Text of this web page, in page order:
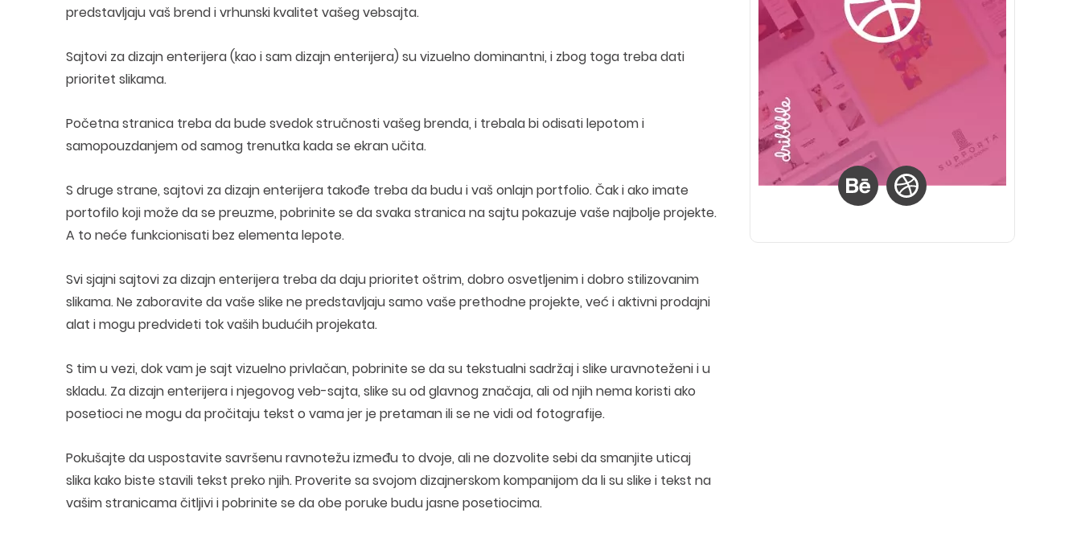
predstavljaju vaš brend i vrhunski kvalitet vašeg vebsajta.
Sajtovi za dizajn enterijera (kao i sam dizajn enterijera) su vizuelno dominantni, i zbog toga treba dati
prioritet slikama.
Početna stranica treba da bude svedok stručnosti vašeg brenda, i trebala bi odisati lepotom i
samopouzdanjem od samog trenutka kada se ekran učita.
S druge strane, sajtovi za dizajn enterijera takođe treba da budu i vaš onlajn portfolio. Čak i ako imate
portofilo koji može da se preuzme, pobrinite se da svaka stranica na sajtu pokazuje vaše najbolje projekte.
A to neće funkcionisati bez elementa lepote.
Svi sjajni sajtovi za dizajn enterijera treba da daju prioritet oštrim, dobro osvetljenim i dobro stilizovanim
slikama. Ne zaboravite da vaše slike ne predstavljaju samo vaše prethodne projekte, već i aktivni prodajni
alat i mogu predvideti tok vaših budućih projekata.
S tim u vezi, dok vam je sajt vizuelno privlačan, pobrinite se da su tekstualni sadržaj i slike uravnoteženi i u
skladu. Za dizajn enterijera i njegovog veb-sajta, slike su od glavnog značaja, ali od njih nema koristi ako
posetioci ne mogu da pročitaju tekst o vama jer je pretaman ili se ne vidi od fotografije.
Pokušajte da uspostavite savršenu ravnotežu između to dvoje, ali ne dozvolite sebi da smanjite uticaj
slika kako biste stavili tekst preko njih. Proverite sa svojom dizajnerskom kompanijom da li su slike i tekst na
vašim stranicama čitljivi i pobrinite se da obe poruke budu jasne posetiocima.